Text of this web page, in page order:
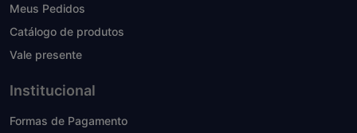
Meus Pedidos
Catálogo de produtos
Vale presente
Institucional
Formas de Pagamento